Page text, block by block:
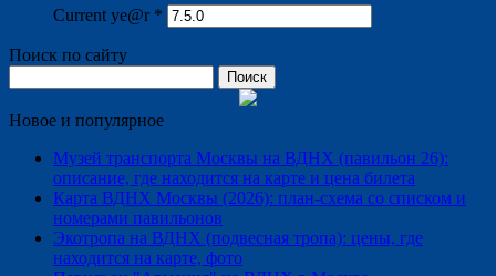
Current ye@r *
Поиск по сайту
Новое и популярное
Музей транспорта Москвы на ВДНХ (павильон 26):
описание, где находится на карте и цена билета
Карта ВДНХ Москвы (2026): план-схема со списком и
номерами павильонов
Экотропа на ВДНХ (подвесная тропа): цены, где
находится на карте, фото